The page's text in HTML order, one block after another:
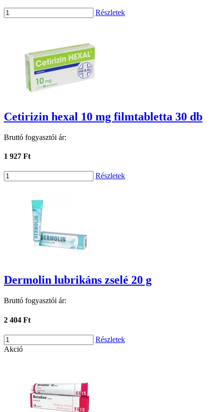
Részletek
Cetirizin hexal 10 mg filmtabletta 30 db
Bruttó fogyasztói ár:
1 927 Ft
Részletek
Dermolin lubrikáns zselé 20 g
Bruttó fogyasztói ár:
2 404 Ft
Részletek
Akció